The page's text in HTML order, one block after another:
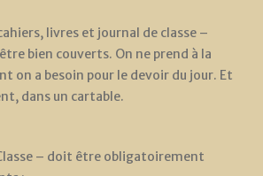
livres et journal de classe –
bien couverts. On ne prend à la
on a besoin pour le devoir du jour. Et
dans un cartable.
– doit être obligatoirement